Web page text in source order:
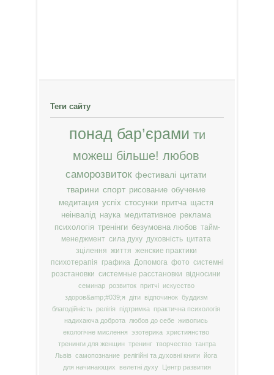
Теги сайту
понад бар’єрами ти
можеш більше! любов
саморозвиток фестивалі цитати
тварини спорт рисование обучение
медитация успіх стосунки притча щастя
неінвалід наука медитативное реклама
психологія тренінги безумовна любов тайм-
менеджмент сила духу духовність цитата
зцілення життя женские практики
психотерапія графика Допомога фото системні
розстановки системные расстановки відносини
семинар розвиток притчі
искусство
здоров&amp;#039;я
діти відпочинок буддизм
благодійність
релігія підтримка
практична психологія
надихаюча доброта
любов до себе живопись
екологічне мислення
эзотерика християнство
тренинги для женщин тренинг творчество тантра
Львів самопознание релігійні та духовні книги йога
для начинающих
велетні духу
Центр развития